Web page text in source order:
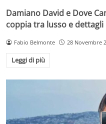
Damiano David e Dove
coppia tra lusso e dettagli
Fabio Belmonte 28 Novembre
Leggi di più